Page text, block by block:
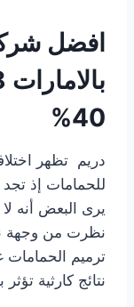
افضل
بالامارات
40%
دريم تظهر
للحمامات إذ
يرى البعض أنه لا
نظرت من وجهة
ترميم الحمامات
نتائج كارثية